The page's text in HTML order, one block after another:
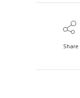
Share